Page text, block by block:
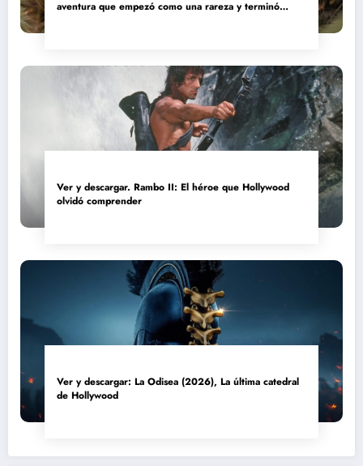
aventura que empezó como una rareza y terminó
Ver y descargar. Rambo II: El héroe que Hollywood
olvidó comprender
Ver y descargar: La Odisea (2026), La última catedral
de Hollywood